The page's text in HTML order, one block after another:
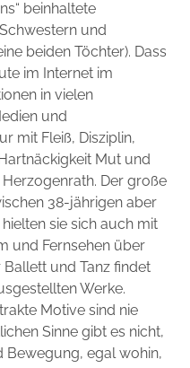
beinhaltete
und
beiden Töchter). Dass
im Internet im
in vielen
und
mit Fleiß, Disziplin,
Mut und
Der große
38-jährigen aber
sie sich auch mit
und Fernsehen über
und Tanz findet
Werke.
Motive sind nie
Sinne gibt es nicht,
Bewegung, egal wohin,